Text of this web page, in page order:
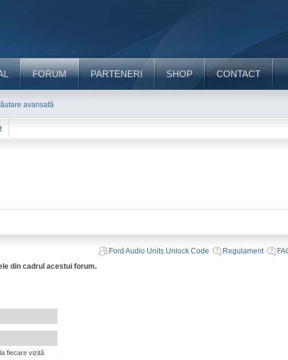
FORUM PARTENERI SHOP CONTACT
avansată
Ford Audio Units Unlock Code Regulament
din cadrul acestui forum.
fiecare vizită